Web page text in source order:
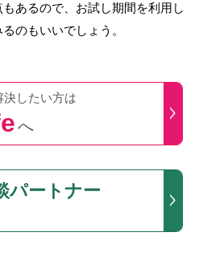
あるので、お試し期間を利用し
のもいいでしょう。
決したい方は
へ
パートナー